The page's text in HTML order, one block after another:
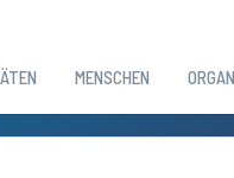
MENSCHEN